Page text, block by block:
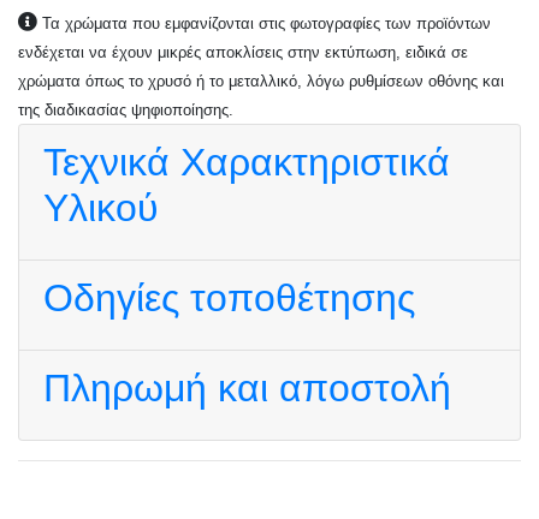
Τα χρώματα που εμφανίζονται στις φωτογραφίες των προϊόντων
ενδέχεται να έχουν μικρές αποκλίσεις στην εκτύπωση, ειδικά σε
χρώματα όπως το χρυσό ή το μεταλλικό, λόγω ρυθμίσεων οθόνης και
της διαδικασίας ψηφιοποίησης.
Τεχνικά Χαρακτηριστικά
Υλικού
Οδηγίες τοποθέτησης
Πληρωμή και αποστολή